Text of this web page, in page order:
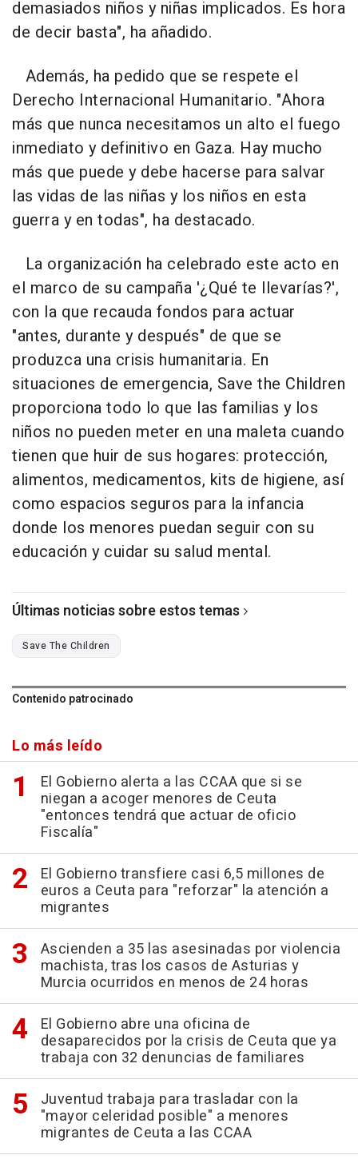
demasiados niños y niñas implicados. Es hora
de decir basta", ha añadido.
Además, ha pedido que se respete el
Derecho Internacional Humanitario. "Ahora
más que nunca necesitamos un alto el fuego
inmediato y definitivo en Gaza. Hay mucho
más que puede y debe hacerse para salvar
las vidas de las niñas y los niños en esta
guerra y en todas", ha destacado.
La organización ha celebrado este acto en
el marco de su campaña '¿Qué te llevarías?',
con la que recauda fondos para actuar
"antes, durante y después" de que se
produzca una crisis humanitaria. En
situaciones de emergencia, Save the Children
proporciona todo lo que las familias y los
niños no pueden meter en una maleta cuando
tienen que huir de sus hogares: protección,
alimentos, medicamentos, kits de higiene, así
como espacios seguros para la infancia
donde los menores puedan seguir con su
educación y cuidar su salud mental.
Últimas noticias sobre estos temas
Save The Children
Contenido patrocinado
Lo más leído
El Gobierno alerta a las CCAA que si se
niegan a acoger menores de Ceuta
"entonces tendrá que actuar de oficio
Fiscalía"
El Gobierno transfiere casi 6,5 millones de
euros a Ceuta para "reforzar" la atención a
migrantes
Ascienden a 35 las asesinadas por violencia
machista, tras los casos de Asturias y
Murcia ocurridos en menos de 24 horas
El Gobierno abre una oficina de
desaparecidos por la crisis de Ceuta que ya
trabaja con 32 denuncias de familiares
Juventud trabaja para trasladar con la
"mayor celeridad posible" a menores
migrantes de Ceuta a las CCAA